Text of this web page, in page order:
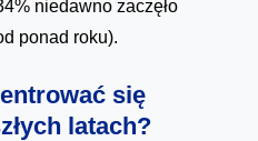
niedawno zaczęło
ponad roku).
się
latach?